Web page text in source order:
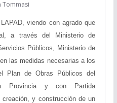
Tommasi
viendo con agrado que
a través del Ministerio de
Públicos, Ministerio de
las medidas necesarias a los
Plan de Obras Públicos del
Provincia y con Partida
y construcción de un